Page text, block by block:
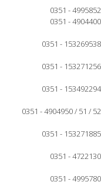
0351 - 4995852
0351 - 4904400
0351 - 153269538
0351 - 153271256
0351 - 153492294
0351 - 4904950 / 51 / 52
0351 - 153271885
0351 - 4722130
0351 - 4995780